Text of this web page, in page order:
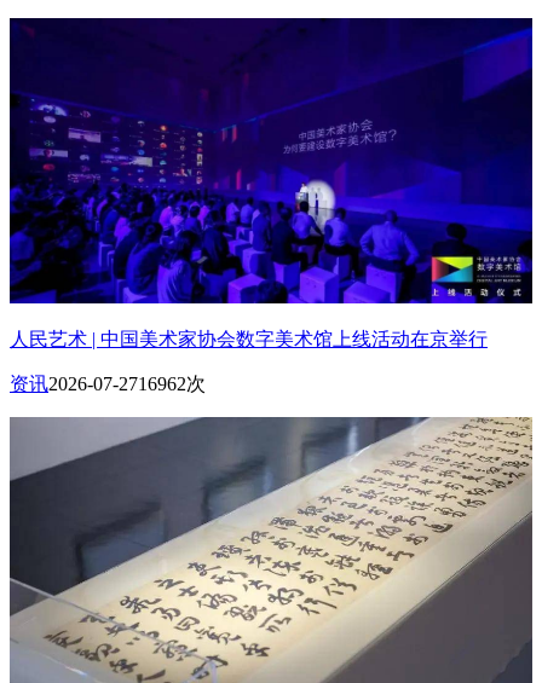
人民艺术 | 中国美术家协会数字美术馆上线活动在京举行
资讯2026-07-2716962次